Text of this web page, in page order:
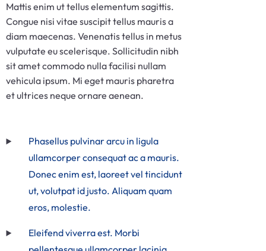
Mattis enim ut tellus elementum sagittis.
Congue nisi vitae suscipit tellus mauris a
diam maecenas. Venenatis tellus in metus
vulputate eu scelerisque. Sollicitudin nibh
sit amet commodo nulla facilisi nullam
vehicula ipsum. Mi eget mauris pharetra
et ultrices neque ornare aenean.
Phasellus pulvinar arcu in ligula
ullamcorper consequat ac a mauris.
Donec enim est, laoreet vel tincidunt
ut, volutpat id justo. Aliquam quam
eros, molestie.
Eleifend viverra est. Morbi